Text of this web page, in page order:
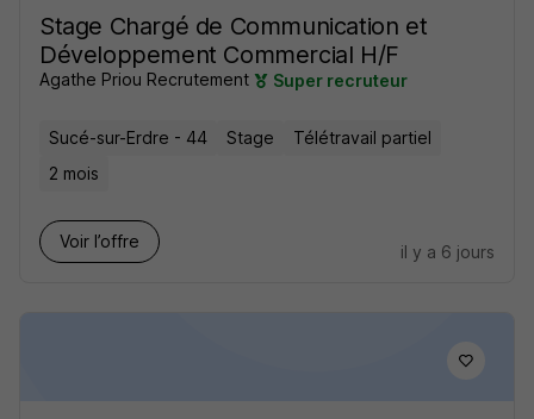
Stage Chargé de Communication et
Développement Commercial H/F
Agathe Priou Recrutement Super recruteur
Sucé-sur-Erdre - 44 Stage
Télétravail partiel
2 mois
Voir l’offre
il y a 6 jours